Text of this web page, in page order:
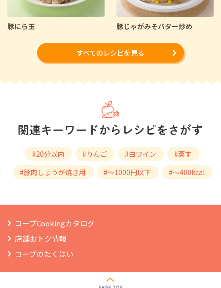
豚にら玉 豚じゃがみそバター炒め
すべてのレシピを見る
#20分以内 #りんご #白ワイン
#蒸す
#豚肉しょうが焼き用
#～1000円以下 #～400kcal
コープCookingカタログ
店舗おトク情報
コープのたくはい